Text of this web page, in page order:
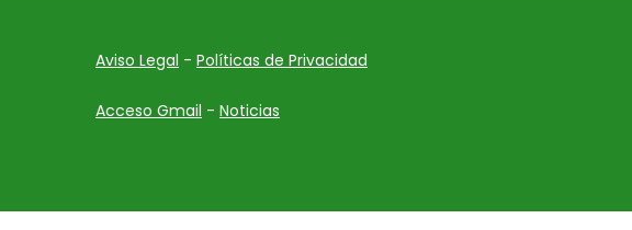
Aviso Legal - Políticas de Privacidad
Acceso Gmail - Noticias